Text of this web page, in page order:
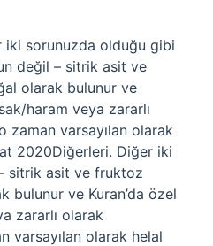
iki sorunuzda olduğu gibi
değil – sitrik asit ve
olarak bulunur ve
haram veya zararlı
zaman varsayılan olarak
2020Diğerleri. Diğer iki
sitrik asit ve fruktoz
bulunur ve Kuran’da özel
zararlı olarak
varsayılan olarak helal